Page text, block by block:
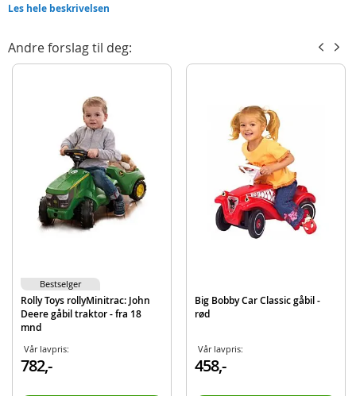
Detaljer:
Mål: 52 cm x 32 cm x 26 cm
Les hele beskrivelsen
Andre forslag til deg:
Rolly Toys rollyMinitrac: John
Deere gåbil traktor - fra 18
mnd
Vår lavpris:
782,-
Bestselger
Big Bobby Car Classic gåbil -
rød
Vår lavpris:
458,-